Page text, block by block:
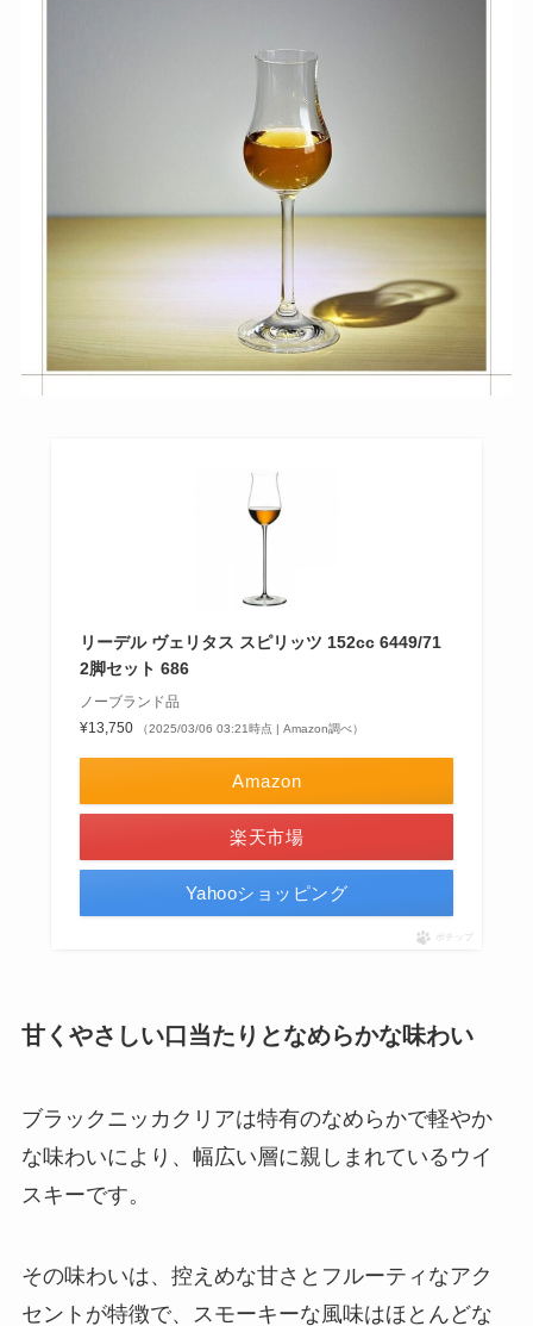
リーデル ヴェリタス スピリッツ 152cc 6449/71
2脚セット 686
ノーブランド品
¥13,750
（2025/03/06 03:21時点 | Amazon調べ）
Amazon
楽天市場
Yahooショッピング
ポチップ
甘くやさしい口当たりとなめらかな味わい
ブラックニッカクリアは特有のなめらかで軽やか
な味わいにより、幅広い層に親しまれているウイ
スキーです。
その味わいは、控えめな甘さとフルーティなアク
セントが特徴で、スモーキーな風味はほとんどな